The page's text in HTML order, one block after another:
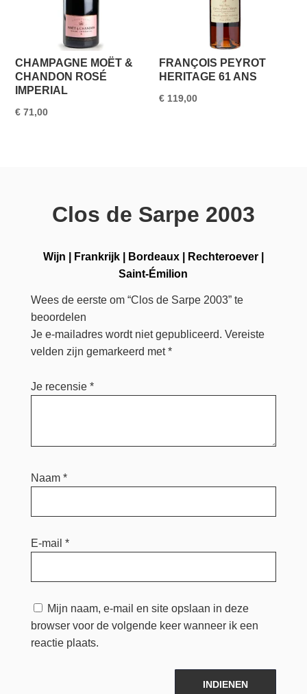
CHAMPAGNE MOËT &
CHANDON ROSÉ
IMPERIAL
€ 71,00
FRANÇOIS PEYROT
HERITAGE 61 ANS
€ 119,00
Clos de Sarpe 2003
Wijn Frankrijk| Bordeaux| Rechteroever|
Saint-Émilion
Wees de eerste om “Clos de Sarpe 2003” te
beoordelen
Je e-mailadres wordt niet gepubliceerd. Vereiste
velden zijn gemarkeerd met*
Je recensie *
Naam *
E-mail *
Mijn naam, e-mail en site opslaan in deze
browser voor de volgende keer wanneer ik een
reactie plaats.
INDIENEN